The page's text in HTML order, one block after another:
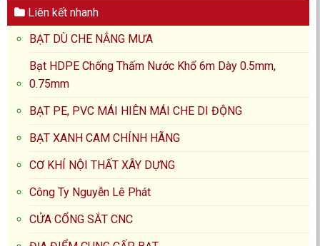
Liên kết nhanh
BẠT DÙ CHE NẮNG MƯA
Bạt HDPE Chống Thấm Nước Khổ 6m Dày 0.5mm,
0.75mm
BẠT PE, PVC MÁI HIÊN MÁI CHE DI ĐỘNG
BẠT XANH CAM CHÍNH HÃNG
CƠ KHÍ NỘI THẤT XÂY DỰNG
Công Ty Nguyễn Lê Phát
CỬA CỔNG SẮT CNC